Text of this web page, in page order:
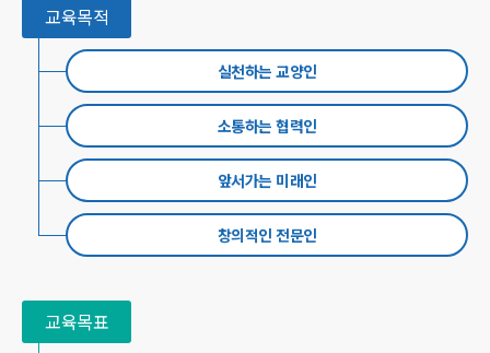
교육목적
실천하는 교양인
소통하는 협력인
앞서가는 미래인
창의적인 전문인
교육목표